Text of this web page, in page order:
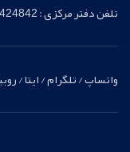
تلفن دفتر مرکزی : 0214424842
واتساپ / تلگرام / ایتا / روبیکا :